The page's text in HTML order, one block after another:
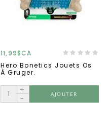
11,99$CA
Hero Bonetics Jouets Os
À Gruger.
+
-
AJOUTER